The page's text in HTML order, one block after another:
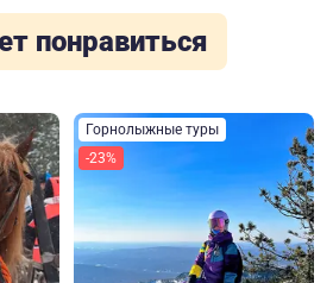
понравиться
Горнолыжные туры
-23%